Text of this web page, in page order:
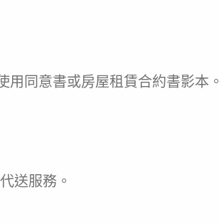
同意書或房屋租賃合約書影本。
送服務。